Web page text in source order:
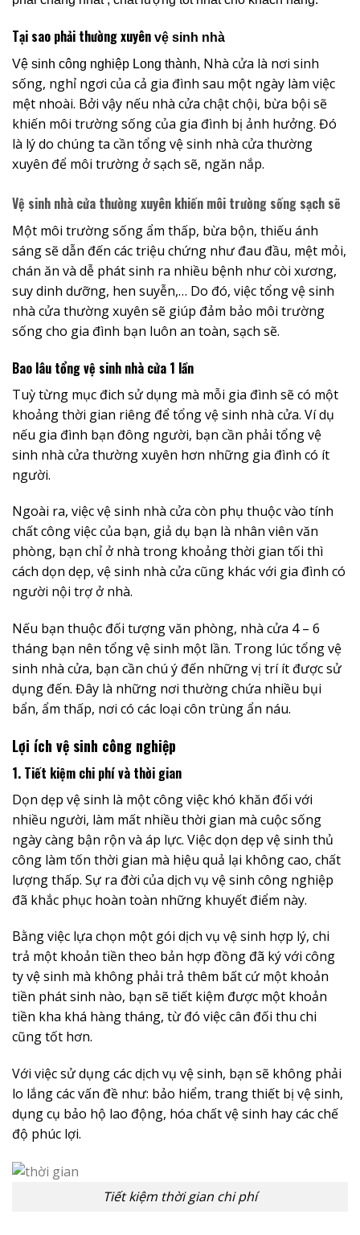
Tại sao phải thường xuyên vệ sinh nhà
Vệ sinh công nghiệp Long thành, Nhà cửa là nơi sinh
sống, nghỉ ngơi của cả gia đình sau một ngày làm việc
mệt nhoài. Bởi vậy nếu nhà cửa chật chội, bừa bội sẽ
khiến môi trường sống của gia đình bị ảnh hưởng. Đó
là lý do chúng ta cần tổng vệ sinh nhà cửa thường
xuyên để môi trường ở sạch sẽ, ngăn nắp.
Vệ sinh nhà cửa thường xuyên khiến môi trường sống sạch sẽ
Một môi trường sống ẩm thấp, bừa bộn, thiếu ánh
sáng sẽ dẫn đến các triệu chứng như đau đầu, mệt mỏi,
chán ăn và dễ phát sinh ra nhiều bệnh như còi xương,
suy dinh dưỡng, hen suyễn,… Do đó, việc tổng vệ sinh
nhà cửa thường xuyên sẽ giúp đảm bảo môi trường
sống cho gia đình bạn luôn an toàn, sạch sẽ.
Bao lâu tổng vệ sinh nhà cửa 1 lần
Tuỳ từng mục đich sử dụng mà mỗi gia đình sẽ có một
khoảng thời gian riêng để tổng vệ sinh nhà cửa. Ví dụ
nếu gia đình bạn đông người, bạn cần phải tổng vệ
sinh nhà cửa thường xuyên hơn những gia đình có ít
người.
Ngoài ra, việc vệ sinh nhà cửa còn phụ thuộc vào tính
chất công việc của bạn, giả dụ bạn là nhân viên văn
phòng, bạn chỉ ở nhà trong khoảng thời gian tối thì
cách dọn dẹp, vệ sinh nhà cửa cũng khác với gia đình có
người nội trợ ở nhà.
Nếu bạn thuộc đối tượng văn phòng, nhà cửa 4 – 6
tháng bạn nên tổng vệ sinh một lần. Trong lúc tổng vệ
sinh nhà cửa, bạn cần chú ý đến những vị trí ít được sử
dụng đến. Đây là những nơi thường chứa nhiều bụi
bẩn, ẩm thấp, nơi có các loại côn trùng ẩn náu.
Lợi ích vệ sinh công nghiệp
1. Tiết kiệm chi phí và thời gian
Dọn dẹp vệ sinh là một công việc khó khăn đối với
nhiều người, làm mất nhiều thời gian mà cuộc sống
ngày càng bận rộn và áp lực. Việc dọn dẹp vệ sinh thủ
công làm tốn thời gian mà hiệu quả lại không cao, chất
lượng thấp. Sự ra đời của dịch vụ vệ sinh công nghiệp
đã khắc phục hoàn toàn những khuyết điểm này.
Bằng việc lựa chọn một gói dịch vụ vệ sinh hợp lý, chi
trả một khoản tiền theo bản hợp đồng đã ký với công
ty vệ sinh mà không phải trả thêm bất cứ một khoản
tiền phát sinh nào, bạn sẽ tiết kiệm được một khoản
tiền kha khá hàng tháng, từ đó việc cân đối thu chi
cũng tốt hơn.
Với việc sử dụng các dịch vụ vệ sinh, bạn sẽ không phải
lo lắng các vấn đề như: bảo hiểm, trang thiết bị vệ sinh,
dụng cụ bảo hộ lao động, hóa chất vệ sinh hay các chế
độ phúc lợi.
Tiết kiệm thời gian chi phí